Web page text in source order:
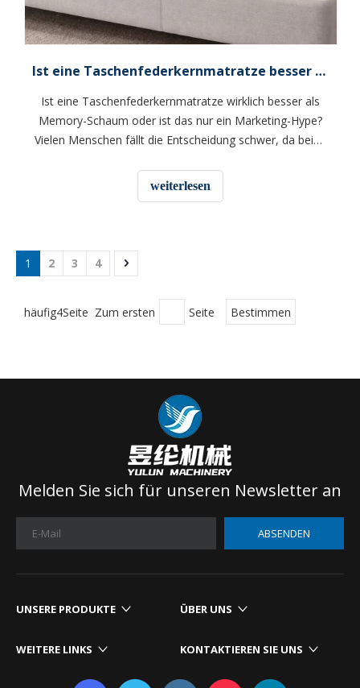
Ist eine Taschenfederkernmatratze besser als eine Memoryschaum-Matratze?
Ist eine Taschenfederkernmatratze wirklich besser als
Memory-Schaum oder ist das nur ein Marketing-Hype?
Vielen Menschen fällt die Entscheidung schwer, da beide
versprechen. Doch sobald Sie sich hinlegen, fühlen sie
sich völlig anders an. Die Wahl zwischen ihnen hängt oft
Manche Menschen bevorzugen eine atmungsaktive,
stützende Oberfläche, während andere ein weicheres,
weiterlesen
1 2 3 4
häufig4Seite Zum ersten Seite Bestimmen
Melden Sie sich für unseren Newsletter an
ABSENDEN
UNSERE PRODUKTE​​​​​​​ ÜBER UNS
WEITERE LINKS​​​​​​​ KONTAKTIEREN SIE UNS​​​​​​​